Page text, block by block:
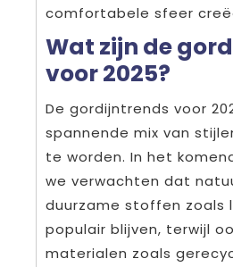
comfortabele sfeer
Wat zijn de
voor 2025?
De gordijntrends voor
spannende mix van
te worden. In het
we verwachten dat
duurzame stoffen zoals
populair blijven, terwijl
materialen zoals